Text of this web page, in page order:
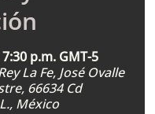
p.m. GMT-5
La Fe, José Ovalle
66634 Cd
México